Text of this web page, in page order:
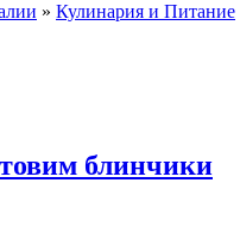
» Кулинария и Питание
блинчики